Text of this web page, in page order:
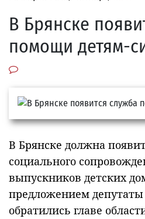
В Брянске
помощи детям-
В Брянске должна
социального
выпускников детских
предложением депутаты
обратились главе